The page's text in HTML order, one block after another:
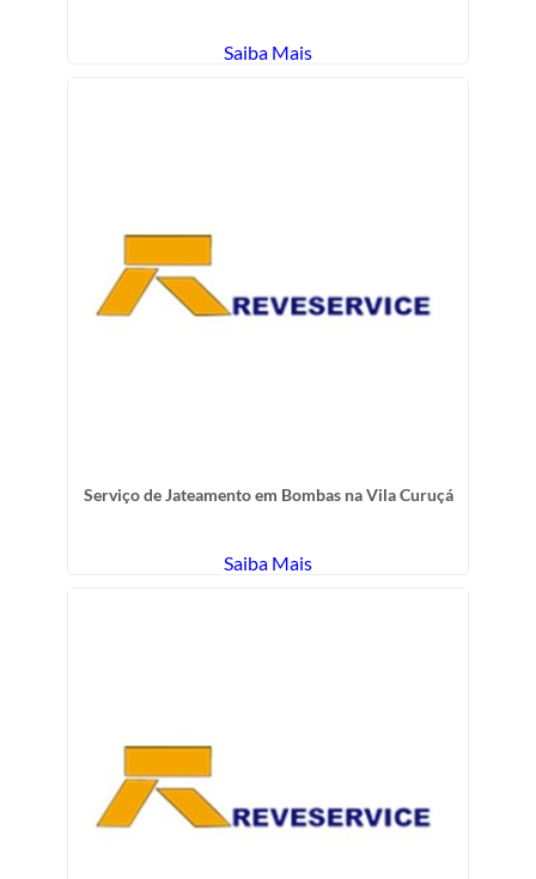
Saiba Mais
Serviço de Jateamento em Bombas na Vila Curuçá
Saiba Mais